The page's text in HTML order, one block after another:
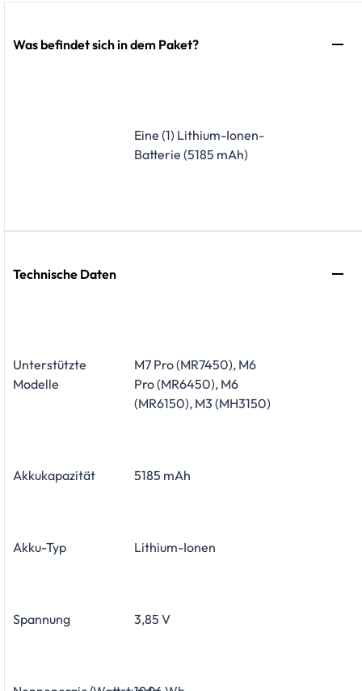
Was befindet sich in dem Paket?
Eine (1) Lithium-Ionen-
Batterie (5185 mAh)
Technische Daten
Unterstützte
Modelle
M7 Pro (MR7450), M6
Pro (MR6450), M6
(MR6150), M3 (MH3150)
Akkukapazität 5185 mAh
Akku-Typ Lithium-Ionen
Spannung 3,85 V